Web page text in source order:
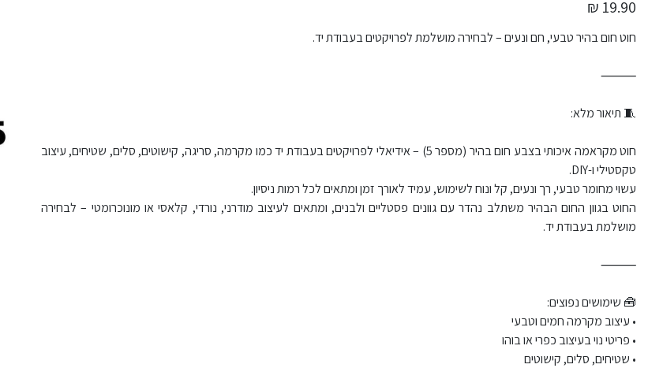
19.90 ₪
חוט חום בהיר טבעי, חם ונעים – לבחירה מושלמת לפרויקטים בעבודת יד.
⸻
🧵 תיאור מלא:
חוט מקראמה איכותי בצבע חום בהיר (מספר 5) – אידיאלי לפרויקטים בעבודת יד כמו מקרמה, סריגה, קישוטים, סלים, שטיחים, עיצוב
טקסטילי ו-DIY.
עשוי מחומר טבעי, רך ונעים, קל ונוח לשימוש, עמיד לאורך זמן ומתאים לכל רמות ניסיון.
החוט בגוון החום הבהיר משתלב נהדר עם גוונים פסטליים ולבנים, ומתאים לעיצוב מודרני, נורדי, קלאסי או מונוכרומטי – לבחירה
מושלמת בעבודת יד.
⸻
🧰 שימושים נפוצים:
• עיצוב מקרמה חמים וטבעי
• פריטי נוי בעיצוב כפרי או בוהו
• שטיחים, סלים, קישוטים